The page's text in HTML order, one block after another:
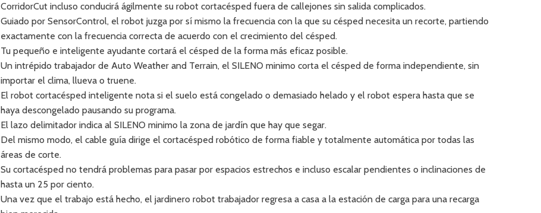
CorridorCut incluso conducirá ágilmente su robot cortacésped fuera de callejones sin salida complicados.
Guiado por SensorControl, el robot juzga por sí mismo la frecuencia con la que su césped necesita un recorte, partiendo
exactamente con la frecuencia correcta de acuerdo con el crecimiento del césped.
Tu pequeño e inteligente ayudante cortará el césped de la forma más eficaz posible.
Un intrépido trabajador de Auto Weather and Terrain, el SILENO minimo corta el césped de forma independiente, sin
importar el clima, llueva o truene.
El robot cortacésped inteligente nota si el suelo está congelado o demasiado helado y el robot espera hasta que se
haya descongelado pausando su programa.
El lazo delimitador indica al SILENO minimo la zona de jardín que hay que segar.
Del mismo modo, el cable guía dirige el cortacésped robótico de forma fiable y totalmente automática por todas las
áreas de corte.
Su cortacésped no tendrá problemas para pasar por espacios estrechos e incluso escalar pendientes o inclinaciones de
hasta un 25 por ciento.
Una vez que el trabajo está hecho, el jardinero robot trabajador regresa a casa a la estación de carga para una recarga